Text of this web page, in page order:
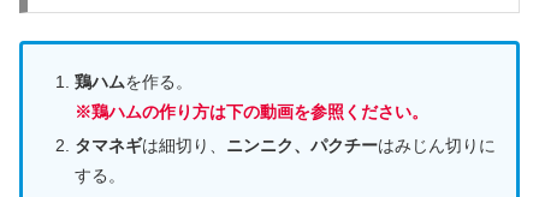
鶏ハムを作る。
※鶏ハムの作り方は下の動画を参照ください。
タマネギは細切り、 ニンニク、パクチーはみじん切りに
する。